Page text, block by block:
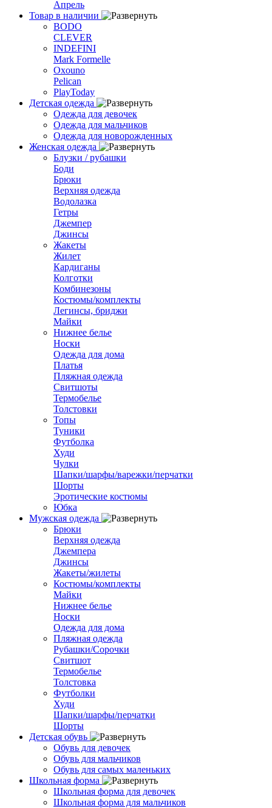
Апрель
Товар в наличии
BODO
CLEVER
INDEFINI
Mark Formelle
Oxouno
Pelican
PlayToday
Детская одежда
Одежда для девочек
Одежда для мальчиков
Одежда для новорожденных
Женская одежда
Блузки / рубашки
Боди
Брюки
Верхняя одежда
Водолазка
Гетры
Джемпер
Джинсы
Жакеты
Жилет
Кардиганы
Колготки
Комбинезоны
Костюмы/комплекты
Легинсы, бриджи
Майки
Нижнее белье
Носки
Одежда для дома
Платья
Пляжная одежда
Свитшоты
Термобелье
Толстовки
Топы
Туники
Футболка
Худи
Чулки
Шапки/шарфы/варежки/перчатки
Шорты
Эротические костюмы
Юбка
Мужская одежда
Брюки
Верхняя одежда
Джемпера
Джинсы
Жакеты/жилеты
Костюмы/комплекты
Майки
Нижнее белье
Носки
Одежда для дома
Пляжная одежда
Рубашки/Сорочки
Свитшот
Термобелье
Толстовка
Футболки
Худи
Шапки/шарфы/перчатки
Шорты
Детская обувь
Обувь для девочек
Обувь для мальчиков
Обувь для самых маленьких
Школьная форма
Школьная форма для девочек
Школьная форма для мальчиков